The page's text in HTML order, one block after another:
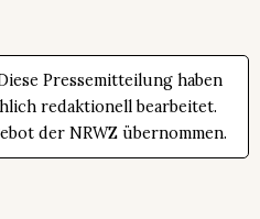
Pressemitteilung haben
redaktionell bearbeitet.
der NRWZ übernommen.